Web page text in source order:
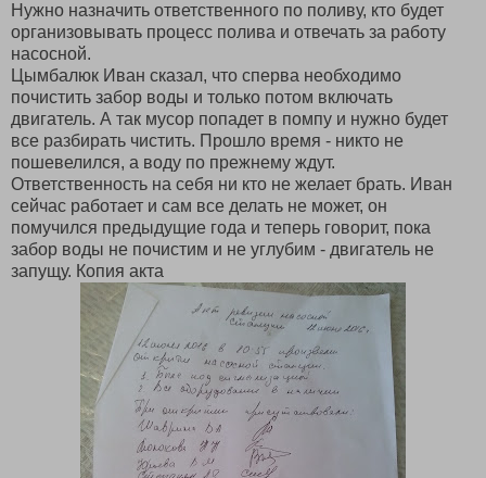
Нужно назначить ответственного по поливу, кто будет
организовывать процесс полива и отвечать за работу
насосной.
Цымбалюк Иван сказал, что сперва необходимо
почистить забор воды и только потом включать
двигатель. А так мусор попадет в помпу и нужно будет
все разбирать чистить. Прошло время - никто не
пошевелился, а воду по прежнему ждут.
Ответственность на себя ни кто не желает брать. Иван
сейчас работает и сам все делать не может, он
помучился предыдущие года и теперь говорит, пока
забор воды не почистим и не углубим - двигатель не
запущу. Копия акта